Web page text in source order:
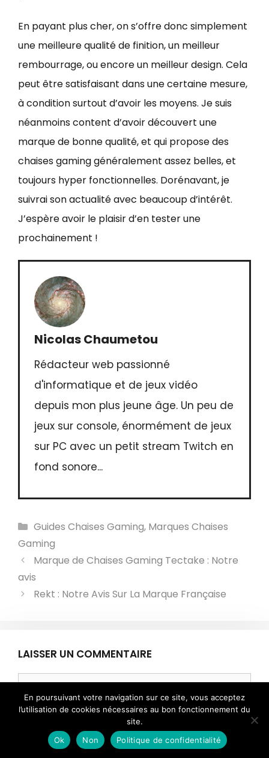
En payant plus cher, on s’offre donc simplement
une meilleure qualité de finition, un meilleur
rembourrage, ou encore un meilleur design. Cela
peut être satisfaisant dans une certaine mesure,
à condition surtout d’avoir les moyens. Je suis
néanmoins content d’avoir découvert une
marque de bonne qualité, et qui propose des
chaises gaming généralement assez belles, et
toujours hyper fonctionnelles. Dorénavant, je
suivrai son actualité avec beaucoup d’intérêt.
J’espère avoir le plaisir d’en tester une
prochainement !
Nicolas Chaumetou
Rédacteur web passionné
d'informatique et de jeux vidéo
depuis mon plus jeune âge. Un peu de
jeux sur console, énormément de jeux
sur PC avec un petit stream Twitch en
fond sonore...
Catégories
Guides Chaises Gaming, Marques Chaises
Gaming
Marque de Chaises Gaming Tectake : Notre
avis
Rekt : Notre Avis Sur La Marque Française
LAISSER UN COMMENTAIRE
Commentaire
En poursuivant votre navigation sur ce site, vous acceptez
l’utilisation de cookies nécessaires au bon fonctionnement du
site.
Ok
Non Politique de confidentialité